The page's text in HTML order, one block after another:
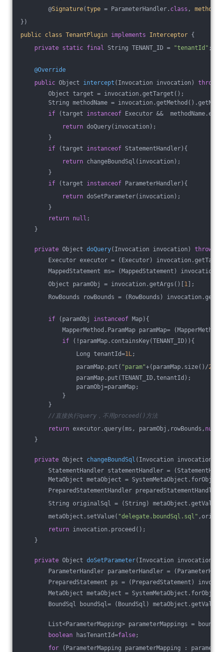
@Signature(type = ParameterHandler . class , method
})
public class TenantPlugin implements Interceptor {
private static final String TENANT_ID = "tenantId" ;
@Override
public Object intercept (Invocation invocation) throws
Object target = invocation.getTarget();
String methodName =
if (target instanceof Executor &&
return doQuery(invocation);
}
if (target instanceof StatementHandler){
return changeBoundSql(invocation);
}
if (target instanceof ParameterHandler){
return doSetParameter(invocation);
}
return null ;
}
private Object doQuery(Invocation invocation) throws
Executor executor = (Executor)
MappedStatement ms= (MappedStatement)
Object paramObj = invocation.getArgs()[1];
RowBounds rowBounds = (RowBounds)
if (paramObj instanceof Map){
MapperMethod.ParamMap paramMap=
if (!paramMap.containsKey(TENANT_ID)){
Long tenantId=1L;
paramMap.put( "param"+(paramMap.size()/2
paramMap.put(TENANT_ID,tenantId);
paramObj=paramMap;
}
}
//直接执行query，不用proceed()方法
return executor.query(ms, paramObj,rowBounds, null
}
private Object changeBoundSql (Invocation invocation)
StatementHandler statementHandler =
MetaObject metaObject =
PreparedStatementHandler preparedStatementHandler =
String originalSql = (String) metaObject.getValue(
metaObject.setValue( "delegate.boundSql.sql"
return invocation.proceed();
}
private Object doSetParameter(Invocation invocation)
ParameterHandler parameterHandler =
PreparedStatement ps = (PreparedStatement)
MetaObject metaObject =
BoundSql boundSql= (BoundSql) metaObject.getValue(
List<ParameterMapping> parameterMappings =
boolean hasTenantId=false;
for (ParameterMapping parameterMapping :